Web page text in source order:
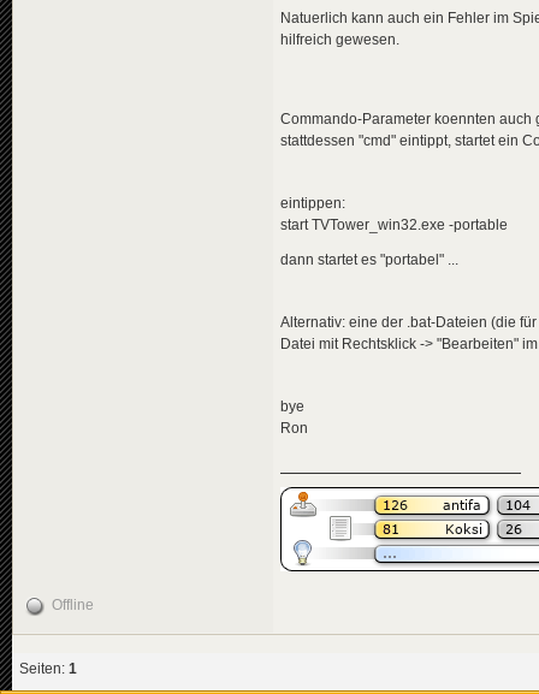
Natuerlich kann auch ein Fehler im
hilfreich gewesen.
Commando-Parameter koennten
stattdessen "cmd" eintippt, startet ein
eintippen:
start TVTower_win32.exe -portable
dann startet es "portabel" ...
Alternativ: eine der .bat-Dateien (die
Datei mit Rechtsklick -> "Bearbeiten"
bye
Ron
Offline
Seiten: 1